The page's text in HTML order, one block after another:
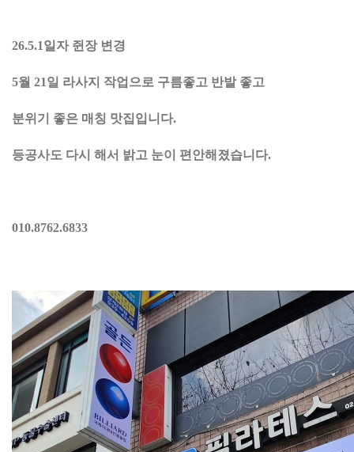
26.5.1일자 쥔장 변경
5월 21일 라사지 작업으로 구름좋고 반발 좋고
분위기 좋은 매칭 맛집입니다.
등공사도 다시 해서 밝고 눈이 편안해졌습니다.
010.8762.6833